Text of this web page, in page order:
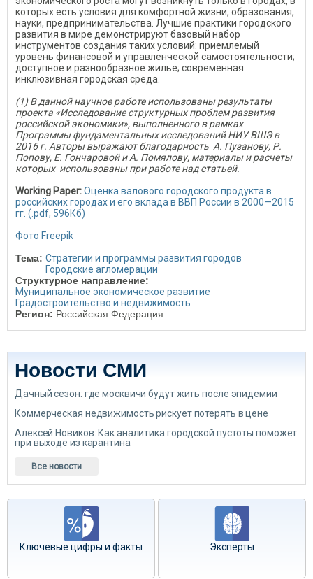
которых есть условия для комфортной жизни, образования,
науки, предпринимательства. Лучшие практики городского
развития в мире демонстрируют базовый набор
инструментов создания таких условий: приемлемый
уровень финансовой и управленческой самостоятельности;
доступное и разнообразное жилье; современная
инклюзивная городская среда.
(1) В данной научное работе использованы результаты
проекта «Исследование структурных проблем развития
российской экономики», выполненного в рамках
Программы фундаментальных исследований НИУ ВШЭ в
2016 г. Авторы выражают благодарность А. Пузанову, Р.
Попову, Е. Гончаровой и А. Помялову, материалы и расчеты
которых использованы при работе над статьей.
Working Paper:Оценка валового городского продукта в
российских городах и его вклада в ВВП России в 2000—2015
гг. (.pdf, 596Кб)
Фото Freepik
Тема: Стратегии и программы развития городов
Городские агломерации
Структурное направление:
Муниципальное экономическое развитие
Градостроительство и недвижимость
Регион: Российская Федерация
Новости СМИ
Дачный сезон: где москвичи будут жить после эпидемии
Коммерческая недвижимость рискует потерять в цене
Алексей Новиков: Как аналитика городской пустоты поможет
при выходе из карантина
Все новости
Ключевые цифры и факты Эксперты